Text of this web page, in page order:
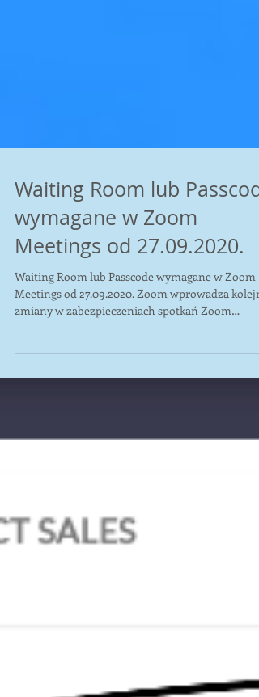
Waiting Room lub
wymagane w Zoom
Meetings od 27.09.2020.
Meetings od 27.09.2020. Zoom wprowadza
zmiany w zabezpieczeniach spotkań Zoom